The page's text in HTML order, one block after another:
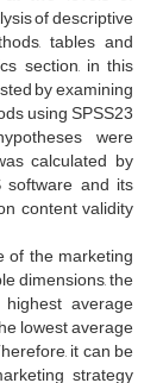
of descriptive
tables and
section, in this
by examining
using SPSS23
were
calculated by
software and its
content validity
of the marketing
dimensions, the
average
lowest average
it can be
strategy